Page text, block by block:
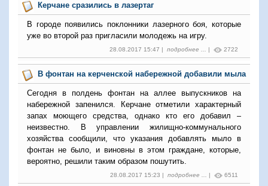
Керчане сразились в лазертаг
В городе появились поклонники лазерного боя, которые
уже во второй раз пригласили молодежь на игру.
28.08.2017 15:47 | подробнее ... | 2722
В фонтан на керченской набережной добавили мыла
Сегодня в полдень фонтан на аллее выпускников на
набережной запенился. Керчане отметили характерный
запах моющего средства, однако кто его добавил –
неизвестно. В управлении жилищно-коммунального
хозяйства сообщили, что указания добавлять мыло в
фонтан не было, и виновны в этом граждане, которые,
вероятно, решили таким образом пошутить.
28.08.2017 15:23 | подробнее ... | 6511